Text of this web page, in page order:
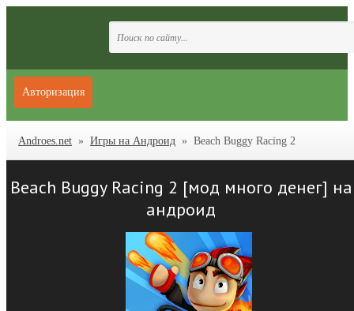
Авторизация
Androes.net » Игры на Андроид » Beach Buggy Racing 2
Beach Buggy Racing 2 [мод много денег] на
андроид